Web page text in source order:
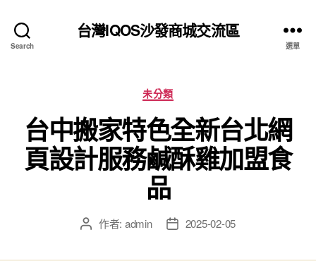
Search
台灣IQOS沙發商城交流區
選單
分
類
未分類
台中搬家特色全新台北網
頁設計服務鹹酥雞加盟食
品
文 作者: admin
文 2025-02-05